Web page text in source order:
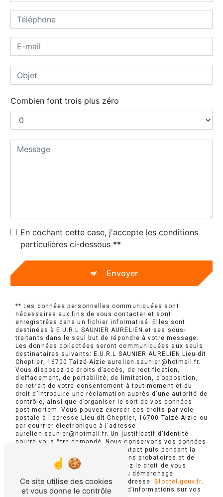
Combien font trois plus zéro
En cochant cette case, j'accepte les conditions
particulières ci-dessous **
Envoyer
** Les données personnelles communiquées sont
nécessaires aux fins de vous contacter et sont
enregistrées dans un fichier informatisé. Elles sont
destinées à E.U.R.L SAUNIER AURELIEN et ses sous-
traitants dans le seul but de répondre à votre message.
Les données collectées seront communiquées aux seuls
destinataires suivants: E.U.R.L SAUNIER AURELIEN Lieu-dit
Cheptier, 16700 Taizé-Aizie aurelien.saunier@hotmail.fr.
Vous disposez de droits d’accès, de rectification,
d’effacement, de portabilité, de limitation, d’opposition,
de retrait de votre consentement à tout moment et du
droit d’introduire une réclamation auprès d’une autorité de
contrôle, ainsi que d’organiser le sort de vos données
post-mortem. Vous pouvez exercer ces droits par voie
postale à l'adresse Lieu-dit Cheptier, 16700 Taizé-Aizie ou
par courrier électronique à l'adresse
aurelien.saunier@hotmail.fr. Un justificatif d'identité
pourra vous être demandé. Nous conservons vos données
pendant la période de prise de contact puis pendant la
durée de prescription légale aux fins probatoires et de
gestion des contentieux. Vous avez le droit de vous
inscrire sur la liste d'opposition au démarchage
téléphonique, disponible à cette adresse:Bloctel.gouv.fr.
Consultez le site cnil.fr pour plus d’informations sur vos
Ce site utilise des cookies
et vous donne le contrôle